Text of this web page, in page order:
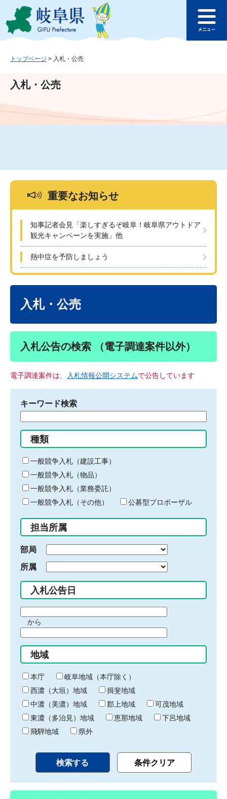
ジ
ュ
文
このページの本文へ
ュ
トップページ > 入札・公売
入札・公売
重要なお知らせ
知事記者会見「楽しすぎるぞ岐阜！岐阜県アウトドア
観光キャンペーンを実施」他
熱中症を予防しましょう
入札・公売
入札公告の検索 （電子調達案件以外）
電子調達案件は、 入札情報公開システムで公告しています
キーワード検索
る
キ
ー
ワ
ー
ド
入
力
種類
一般競争入札（建設工事）
一般競争入札（物品）
一般競争入札（業務委託）
一般競争入札（その他）
公募型プロポーザル
担当所属
部局
所属
入札公告日
間
始
り
から
間
終
わ
り
地域
本庁
岐阜地域（本庁除く）
西濃（大垣）地域
揖斐地域
中濃（美濃）地域
郡上地域
可茂地域
東濃（多治見）地域
恵那地域
下呂地域
飛騨地域
県外